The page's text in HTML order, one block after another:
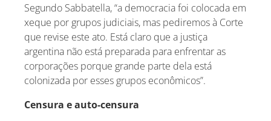
Segundo Sabbatella, “a democracia foi colocada em
xeque por grupos judiciais, mas pediremos à Corte
que revise este ato. Está claro que a justiça
argentina não está preparada para enfrentar as
corporações porque grande parte dela está
colonizada por esses grupos econômicos”.
Censura e auto-censura